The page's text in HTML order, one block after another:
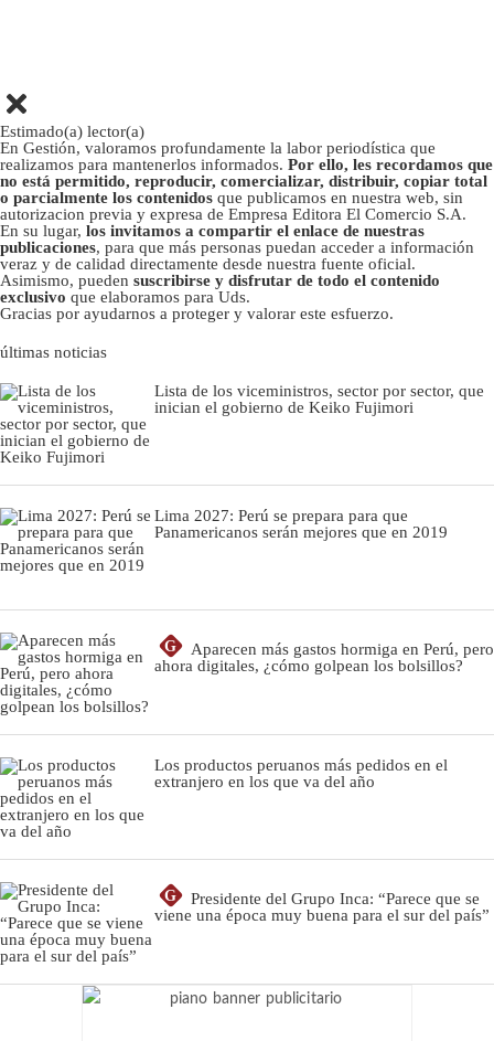
Estimado(a) lector(a)
En Gestión, valoramos profundamente la labor periodística que
realizamos para mantenerlos informados. Por ello, les recordamos que
no está permitido, reproducir, comercializar, distribuir, copiar total
o parcialmente los contenidos que publicamos en nuestra web, sin
autorizacion previa y expresa de Empresa Editora El Comercio S.A.
En su lugar, los invitamos a compartir el enlace de nuestras
publicaciones, para que más personas puedan acceder a información
veraz y de calidad directamente desde nuestra fuente oficial.
Asimismo, pueden suscribirse y disfrutar de todo el contenido
exclusivo que elaboramos para Uds.
Gracias por ayudarnos a proteger y valorar este esfuerzo.
últimas noticias
Lista de los viceministros, sector por sector, que
inician el gobierno de Keiko Fujimori
Lima 2027: Perú se prepara para que
Panamericanos serán mejores que en 2019
G
Aparecen más gastos hormiga en Perú, pero
ahora digitales, ¿cómo golpean los bolsillos?
Los productos peruanos más pedidos en el
extranjero en los que va del año
G
Presidente del Grupo Inca: “Parece que se
viene una época muy buena para el sur del país”